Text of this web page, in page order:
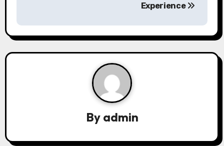
a
v
t
Experience
By admin